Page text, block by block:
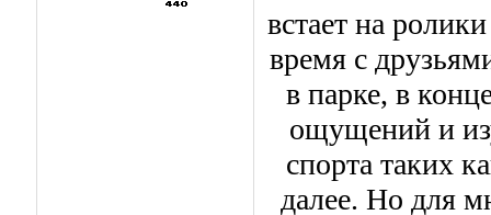
встает на
время с
в парке, в
ощущений и
спорта таких
далее. Но для